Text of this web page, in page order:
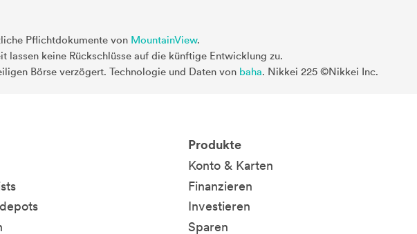
Pflichtdokumente von MountainView.
lassen keine Rückschlüsse auf die künftige Entwicklung zu.
Börse verzögert. Technologie und Daten von baha. Nikkei 225 ©Nikkei Inc.
Produkte
Konto & Karten
Finanzieren
Investieren
Sparen